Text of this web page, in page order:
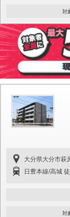
対
大分県大分市萩
日豊本線/高城
対